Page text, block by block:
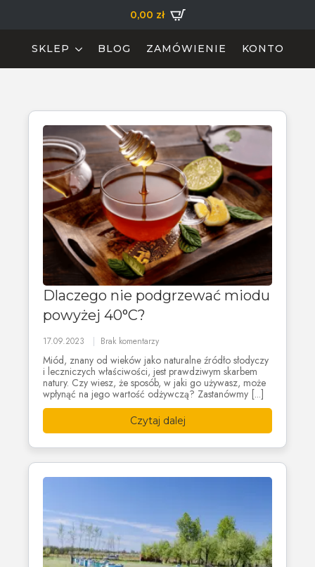
0,00 zł
SKLEP BLOG ZAMÓWIENIE KONTO
Dlaczego nie podgrzewać miodu
powyżej 40°C?
17.09.2023 Brak komentarzy
Miód, znany od wieków jako naturalne źródło słodyczy
i leczniczych właściwości, jest prawdziwym skarbem
natury. Czy wiesz, że sposób, w jaki go używasz, może
wpłynąć na jego wartość odżywczą? Zastanówmy [...]
Czytaj dalej